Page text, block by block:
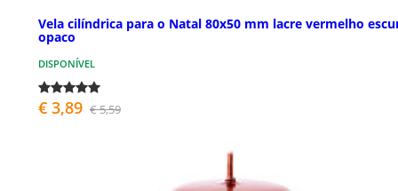
Vela cilíndrica para o Natal 80x50 mm lacre vermelho
opaco
DISPONÍVEL
€ 3,89 € 5,59